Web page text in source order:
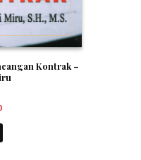
Kontrak –